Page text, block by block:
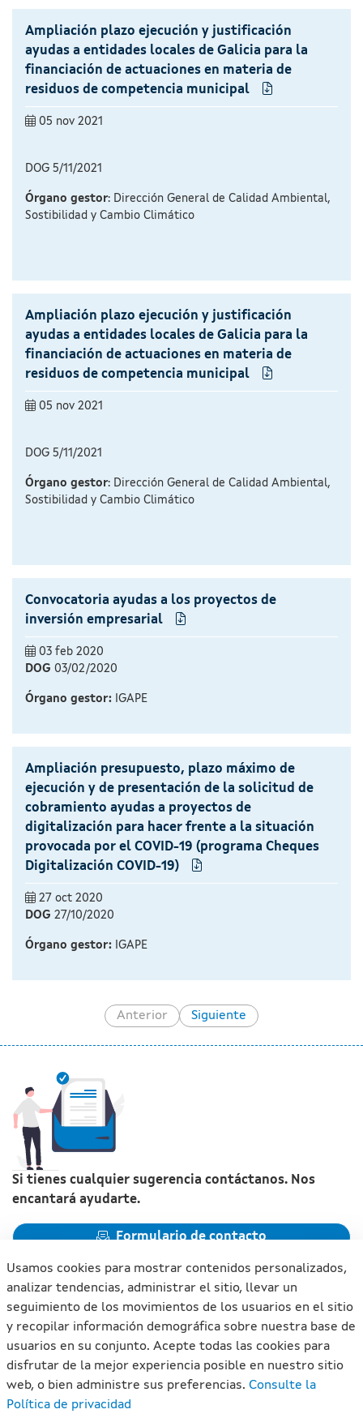
Ampliación plazo ejecución y justificación
ayudas a entidades locales de Galicia para la
financiación de actuaciones en materia de
residuos de competencia municipal
05 nov 2021
DOG 5/11/2021
Órgano gestor: Dirección General de Calidad Ambiental,
Sostibilidad y Cambio Climático
Ampliación plazo ejecución y justificación
ayudas a entidades locales de Galicia para la
financiación de actuaciones en materia de
residuos de competencia municipal
05 nov 2021
DOG 5/11/2021
Órgano gestor: Dirección General de Calidad Ambiental,
Sostibilidad y Cambio Climático
Convocatoria ayudas a los proyectos de
inversión empresarial
03 feb 2020
DOG 03/02/2020
Órgano gestor: IGAPE
Ampliación presupuesto, plazo máximo de
ejecución y de presentación de la solicitud de
cobramiento ayudas a proyectos de
digitalización para hacer frente a la situación
provocada por el COVID-19 (programa Cheques
Digitalización COVID-19)
27 oct 2020
DOG 27/10/2020
Órgano gestor: IGAPE
Anterior Siguiente
Si tienes cualquier sugerencia contáctanos. Nos
encantará ayudarte.
Formulario de contacto
Xunta de Galicia. Información mantenida y publicada en
internet por la Xunta de Galicia
Atención a la ciudadanía
Accesibilidad
Usamos cookies para mostrar contenidos personalizados,
analizar tendencias, administrar el sitio, llevar un
seguimiento de los movimientos de los usuarios en el sitio
y recopilar información demográfica sobre nuestra base de
usuarios en su conjunto. Acepte todas las cookies para
disfrutar de la mejor experiencia posible en nuestro sitio
web, o bien administre sus preferencias. Consulte la
Política de privacidad